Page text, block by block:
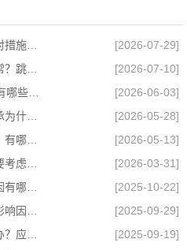
[2026-07-29]
[2026-07-10]
[2026-06-03]
[2026-05-28]
[2026-05-13]
[2026-03-31]
[2025-10-22]
[2025-09-29]
[2025-09-19]